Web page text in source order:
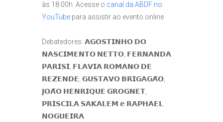
às 18:00h. Acesse o canal da ABDF no
YouTube para assistir ao evento online.
Debatedores: 𝗔𝗚𝗢𝗦𝗧𝗜𝗡𝗛𝗢 𝗗𝗢
𝗡𝗔𝗦𝗖𝗜𝗠𝗘𝗡𝗧𝗢 𝗡𝗘𝗧𝗧𝗢, 𝗙𝗘𝗥𝗡𝗔𝗡𝗗𝗔
𝗣𝗔𝗥𝗜𝗦𝗜, 𝗙𝗟𝗔𝗩𝗜𝗔 𝗥𝗢𝗠𝗔𝗡𝗢 𝗗𝗘
𝗥𝗘𝗭𝗘𝗡𝗗𝗘, 𝗚𝗨𝗦𝗧𝗔𝗩𝗢 𝗕𝗥𝗜𝗚𝗔𝗚𝗔̃𝗢,
𝗝𝗢𝗔̃𝗢 𝗛𝗘𝗡𝗥𝗜𝗤𝗨𝗘 𝗚𝗥𝗢𝗚𝗡𝗘𝗧,
𝗣𝗥𝗜𝗦𝗖𝗜𝗟𝗔 𝗦𝗔𝗞𝗔𝗟𝗘𝗠 𝗲 𝗥𝗔𝗣𝗛𝗔𝗘𝗟
𝗡𝗢𝗚𝗨𝗘𝗜𝗥𝗔.